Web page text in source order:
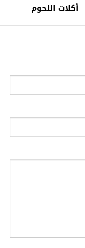
أكلات اللحوم